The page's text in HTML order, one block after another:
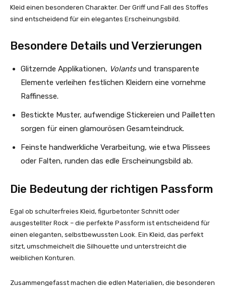
Kleid einen besonderen Charakter. Der Griff und Fall des Stoffes
sind entscheidend für ein elegantes Erscheinungsbild.
Besondere Details und Verzierungen
Glitzernde Applikationen, Volantsund transparente
Elemente verleihen festlichen Kleidern eine vornehme
Raffinesse.
Bestickte Muster, aufwendige Stickereien und Pailletten
sorgen für einen glamourösen Gesamteindruck.
Feinste handwerkliche Verarbeitung, wie etwa Plissees
oder Falten, runden das edle Erscheinungsbild ab.
Die Bedeutung der richtigen Passform
Egal ob schulterfreies Kleid, figurbetonter Schnitt oder
ausgestellter Rock – die perfekte Passform ist entscheidend für
einen eleganten, selbstbewussten Look. Ein Kleid, das perfekt
sitzt, umschmeichelt die Silhouette und unterstreicht die
weiblichen Konturen.
Zusammengefasst machen die edlen Materialien, die besonderen